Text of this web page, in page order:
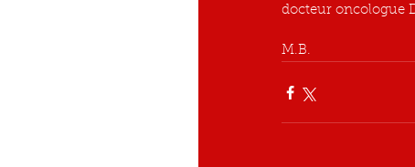
docteur oncologue
M.B.